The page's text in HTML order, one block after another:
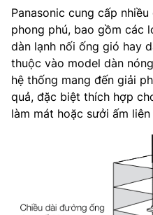
Panasonic cung cấp
phong phú, bao gồm các
dàn lạnh nối ống gió hay
thuộc vào model dàn
hệ thống mang đến giải
quả, đặc biệt thích hợp
làm mát hoặc sưởi ấm liên